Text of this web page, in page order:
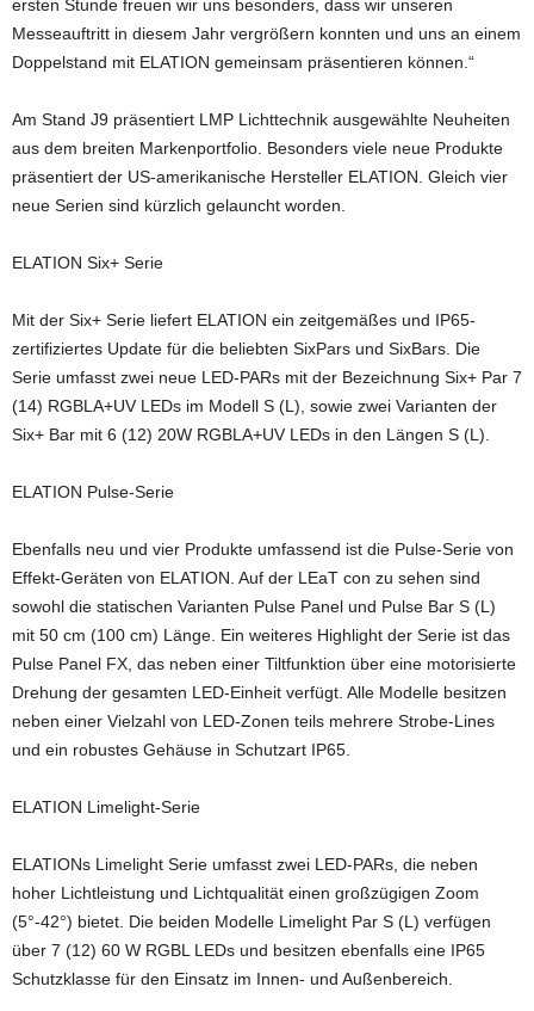
ersten Stunde freuen wir uns besonders, dass wir unseren
Messeauftritt in diesem Jahr vergrößern konnten und uns an einem
Doppelstand mit ELATION gemeinsam präsentieren können.“
Am Stand J9 präsentiert LMP Lichttechnik ausgewählte Neuheiten
aus dem breiten Markenportfolio. Besonders viele neue Produkte
präsentiert der US-amerikanische Hersteller ELATION. Gleich vier
neue Serien sind kürzlich gelauncht worden.
ELATION Six+ Serie
Mit der Six+ Serie liefert ELATION ein zeitgemäßes und IP65-
zertifiziertes Update für die beliebten SixPars und SixBars. Die
Serie umfasst zwei neue LED-PARs mit der Bezeichnung Six+ Par 7
(14) RGBLA+UV LEDs im Modell S (L), sowie zwei Varianten der
Six+ Bar mit 6 (12) 20W RGBLA+UV LEDs in den Längen S (L).
ELATION Pulse-Serie
Ebenfalls neu und vier Produkte umfassend ist die Pulse-Serie von
Effekt-Geräten von ELATION. Auf der LEaT con zu sehen sind
sowohl die statischen Varianten Pulse Panel und Pulse Bar S (L)
mit 50 cm (100 cm) Länge. Ein weiteres Highlight der Serie ist das
Pulse Panel FX, das neben einer Tiltfunktion über eine motorisierte
Drehung der gesamten LED-Einheit verfügt. Alle Modelle besitzen
neben einer Vielzahl von LED-Zonen teils mehrere Strobe-Lines
und ein robustes Gehäuse in Schutzart IP65.
ELATION Limelight-Serie
ELATIONs Limelight Serie umfasst zwei LED-PARs, die neben
hoher Lichtleistung und Lichtqualität einen großzügigen Zoom
(5°-42°) bietet. Die beiden Modelle Limelight Par S (L) verfügen
über 7 (12) 60 W RGBL LEDs und besitzen ebenfalls eine IP65
Schutzklasse für den Einsatz im Innen- und Außenbereich.